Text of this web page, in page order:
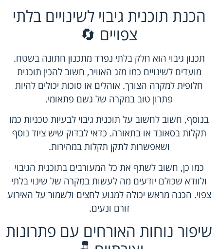
הכנת תוכנית גיבוי לשינויים בלתי
צפויים 🔄
תכנון גיבוי הוא חלק בלתי נפרד מתכנון חתונה בשטח.
מועדים לשינויים כמו מזג האוויר, חשוב להכין תוכנית
חלופית למקרה הצורך. אוהלים או סוכות יכולים להיות
פתרון טוב במקרה של גשם פתאומי.
בנוסף, חשוב לחשוב על תוכנית גיבוי לבעיות טכניות כמו
תקלות בסאונד או בתאורה. כדאי לבדוק שיש ציוד נוסף
ושאפשרות לתקן תקלות במהירות.
כמו כן, חשוב לשתף את כל המעורבים בתוכנית הגיבוי
ולוודא שכולם יודעים מה לעשות במקרה של שינוי בלתי
צפוי. הכנה מראש יכולה למנוע לחצים ולשמור על האירוע
זורם ונעים.
שיפור נוחות האורחים עם פתרונות